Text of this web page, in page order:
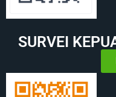
SURVEI